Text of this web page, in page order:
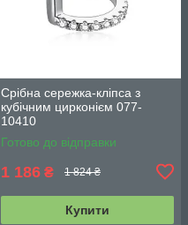
Срібна сережка-кліпса з
кубічним цирконієм 077-
10410
Готово до відправки
1 186 ₴ 1 824 ₴
Купити